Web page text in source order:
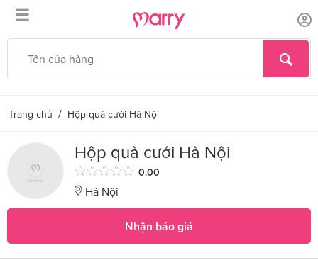
☰
Trang chủ / Hộp quà cưới Hà Nội
Hộp quà cưới Hà Nội
0.00
Hà Nội
Nhận báo giá